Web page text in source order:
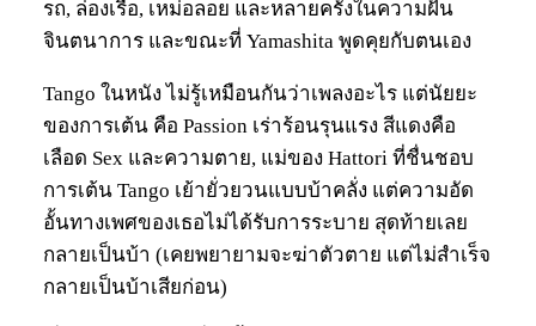
รถ, ล่องเรือ, เหม่อลอย และหลายครั้งในความฝัน
จินตนาการ และขณะที่ Yamashita พูดคุยกับตนเอง
Tango ในหนัง ไม่รู้เหมือนกันว่าเพลงอะไร แต่นัยยะ
ของการเต้น คือ Passion เร่าร้อนรุนแรง สีแดงคือ
เลือด Sex และความตาย, แม่ของ Hattori ที่ชื่นชอบ
การเต้น Tango เย้ายั่วยวนแบบบ้าคลั่ง แต่ความอัด
อั้นทางเพศของเธอไม่ได้รับการระบาย สุดท้ายเลย
กลายเป็นบ้า (เคยพยายามจะฆ่าตัวตาย แต่ไม่สำเร็จ
กลายเป็นบ้าเสียก่อน)